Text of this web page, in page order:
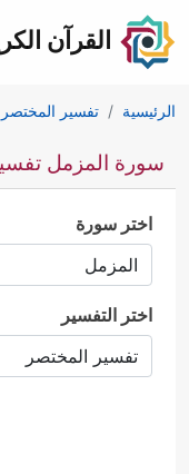
القرآن
الرئيسية تفسير المختصر
سورة المزمل تفسير
اختر سورة
اختر التفسير